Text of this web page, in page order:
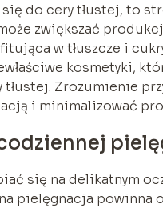
do cery tłustej, to
zwiększać
w tłuszcze i
kosmetyki,
Zrozumienie
i minimalizować
się na delikatnym
pielęgnacja powinna